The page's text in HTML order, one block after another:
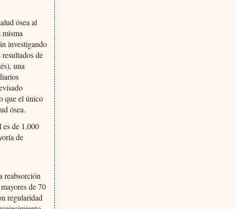
ósea al
misma
investigando
de
una
que el único
ósea.
de 1.000
de
reabsorción
de 70
regularidad